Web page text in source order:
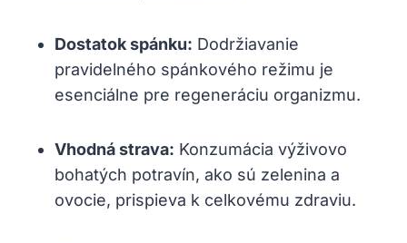
Dostatok spánku: Dodržiavanie
pravidelného spánkového režimu je
esenciálne pre regeneráciu organizmu.
Vhodná strava: Konzumácia výživovo
bohatých potravín, ako sú zelenina a
ovocie, prispieva k celkovému zdraviu.